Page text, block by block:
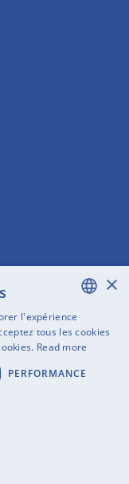
ENGLISH
SWEDISH
×
l'expérience
tous les cookies
Read more
PERFORMANCE